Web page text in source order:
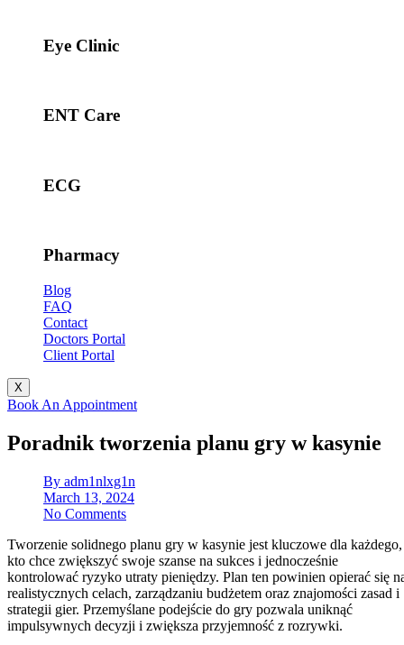
Eye Clinic
ENT Care
ECG
Pharmacy
Blog
FAQ
Contact
Doctors Portal
Client Portal
X
Book An Appointment
Poradnik tworzenia planu gry w kasynie
By adm1nlxg1n
March 13, 2024
No Comments
Tworzenie solidnego planu gry w kasynie jest kluczowe dla każdego,
kto chce zwiększyć swoje szanse na sukces i jednocześnie
kontrolować ryzyko utraty pieniędzy. Plan ten powinien opierać się
realistycznych celach, zarządzaniu budżetem oraz znajomości zasad i
strategii gier. Przemyślane podejście do gry pozwala uniknąć
impulsywnych decyzji i zwiększa przyjemność z rozrywki.